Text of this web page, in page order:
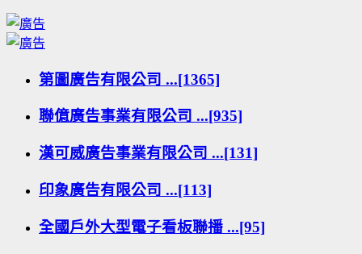
第圖廣告有限公司 ...[1365]
聯億廣告事業有限公司 ...[935]
漢可威廣告事業有限公司 ...[131]
印象廣告有限公司 ...[113]
全國戶外大型電子看板聯播 ...[95]